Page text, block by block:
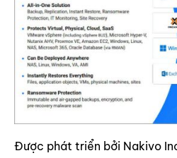
Được phát triển bởi Nakivo